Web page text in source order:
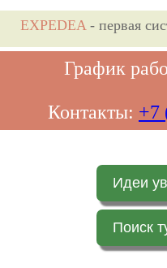
EXPEDEA- первая
График
Контакты: +7
Идеи
Поиск